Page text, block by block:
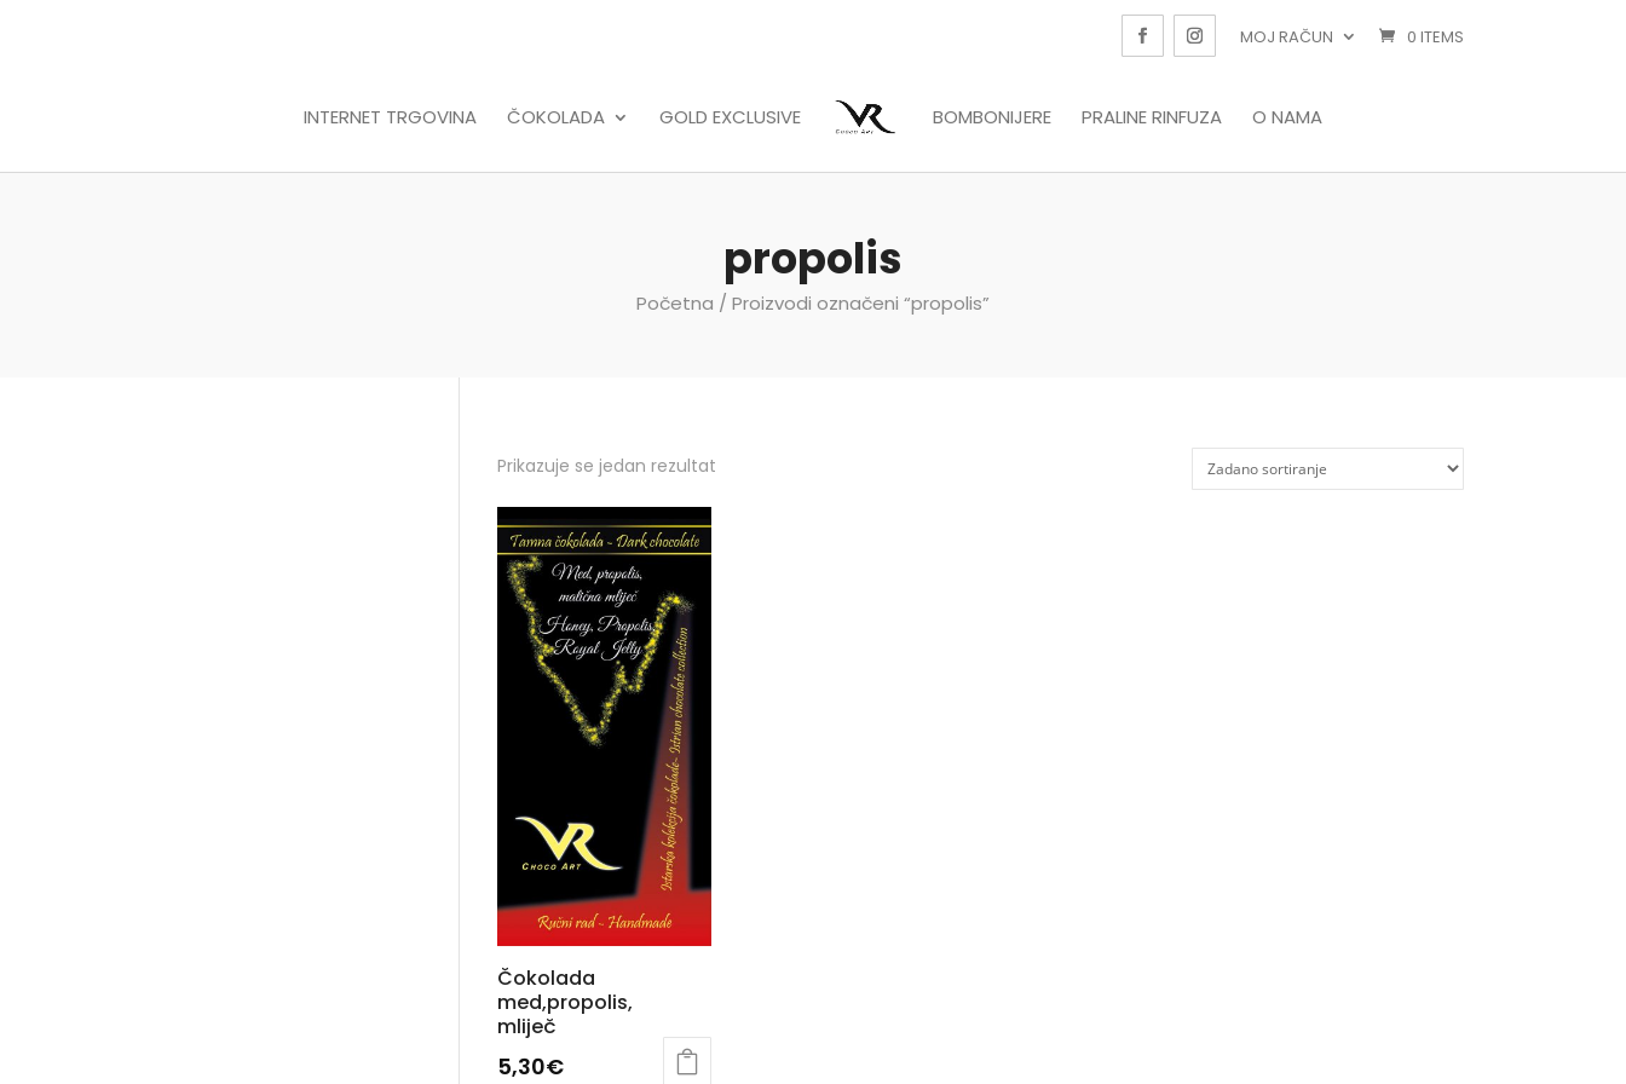
MOJ RAČUN 0 ITEMS
INTERNET TRGOVINA ČOKOLADA GOLD EXCLUSIVE BOMBONIJERE PRALINE RINFUZA O NAMA
propolis
Početna / Proizvodi označeni “propolis”
Prikazuje se jedan rezultat
Čokolada
med,propolis,
mliječ
5,30€